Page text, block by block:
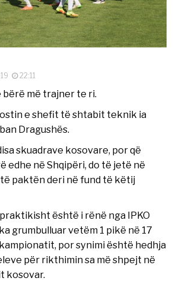
22:11
bërë më trajner te ri.
e shefit të shtabit teknik ia
Dragushës.
skuadrave kosovare, por që
edhe në Shqipëri, do të jetë në
paktën deri në fund të këtij
është i rënë nga IPKO
grumbulluar vetëm 1 pikë në 17
por synimi është hedhja
për rikthimin sa më shpejt në
kosovar.